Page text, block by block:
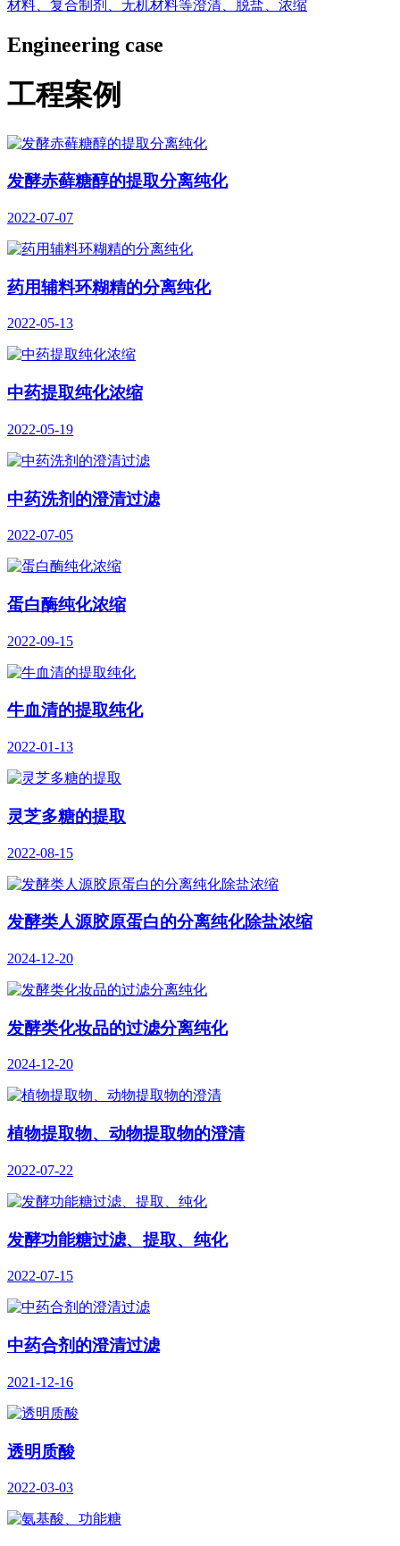
材料、复合制剂、无机材料等澄清、脱盐、浓缩
Engineering case
工程案例
发酵赤藓糖醇的提取分离纯化
2022-07-07
药用辅料环糊精的分离纯化
2022-05-13
中药提取纯化浓缩
2022-05-19
中药洗剂的澄清过滤
2022-07-05
蛋白酶纯化浓缩
2022-09-15
牛血清的提取纯化
2022-01-13
灵芝多糖的提取
2022-08-15
发酵类人源胶原蛋白的分离纯化除盐浓缩
2024-12-20
发酵类化妆品的过滤分离纯化
2024-12-20
植物提取物、动物提取物的澄清
2022-07-22
发酵功能糖过滤、提取、纯化
2022-07-15
中药合剂的澄清过滤
2021-12-16
透明质酸
2022-03-03